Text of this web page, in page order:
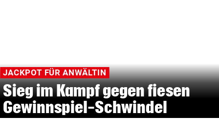
JACKPOT FÜR ANWÄLTIN
Sieg im Kampf gegen fiesen
Gewinnspiel-Schwindel